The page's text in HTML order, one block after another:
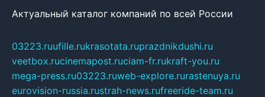
Актуальный каталог компаний по всей России
03223.ruufille.rukrasotata.ruprazdnikdushi.ru
veetbox.rucinemapost.ruciam-fr.rukraft-you.ru
mega-press.ru03223.ruweb-explore.rurastenuya.ru
eurovision-russia.rustrah-news.rufreeride-team.ru